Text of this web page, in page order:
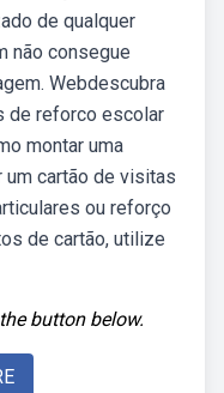
de qualquer
não consegue
Webdescubra
de reforco escolar
montar uma
um cartão de visitas
ou reforço
de cartão, utilize
button below.